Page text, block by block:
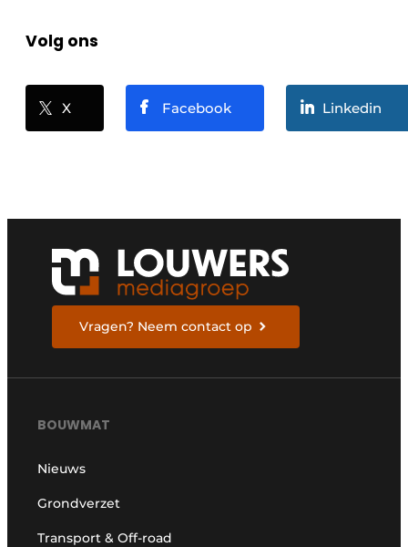
Volg ons
X Facebook Linkedin
Vragen? Neem contact op
BOUWMAT
Nieuws
Grondverzet
Transport & Off-road